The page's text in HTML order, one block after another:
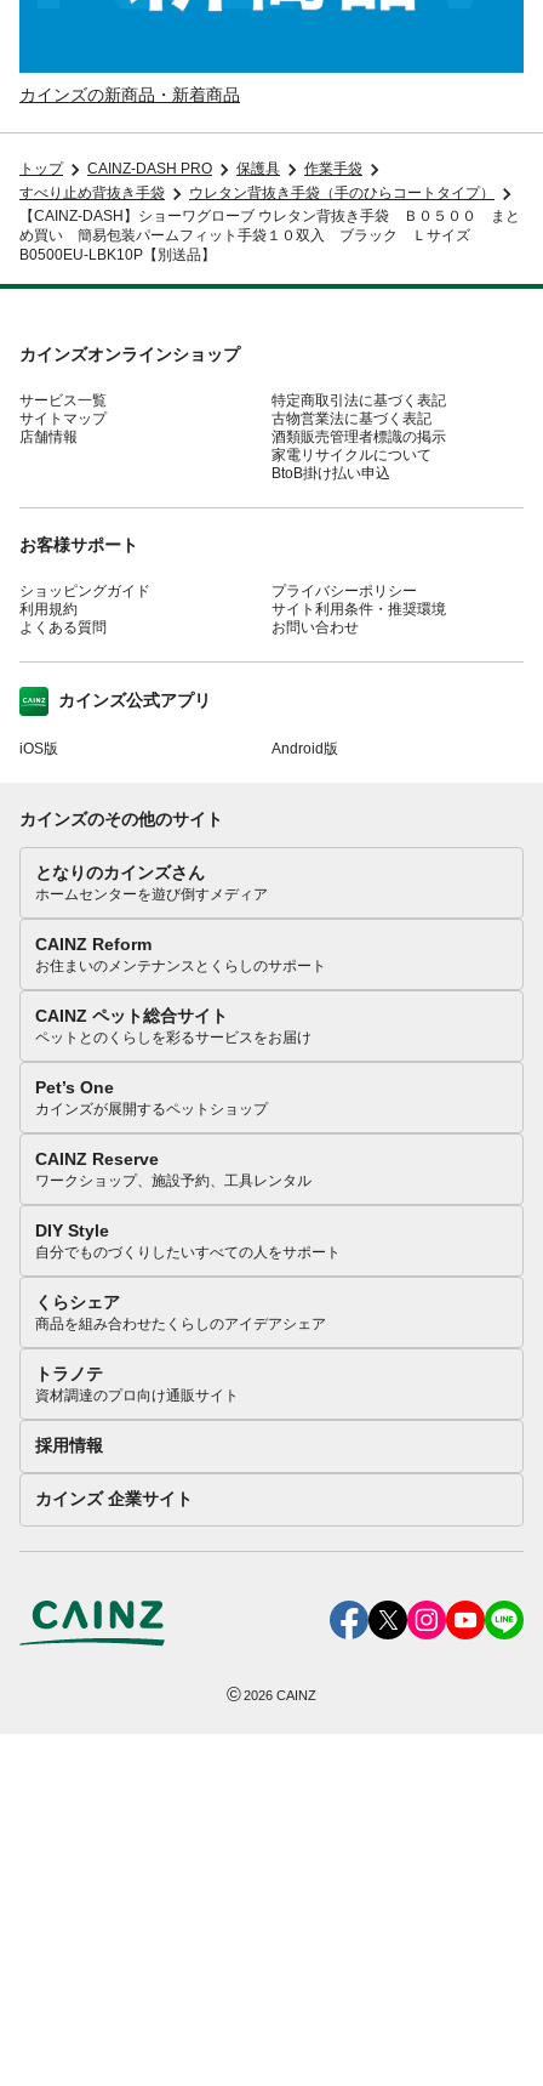
カインズの新商品・新着商品
トップ CAINZ-DASH PRO 保護具
作業手袋
すべり止め背抜き手袋
ウレタン背抜き手袋（手のひらコートタイプ）
【CAINZ-DASH】ショーワグローブ ウレタン背抜き手袋 Ｂ０５００ まと
め買い 簡易包装パームフィット手袋１０双入 ブラック Ｌサイズ
B0500EU-LBK10P【別送品】
カインズオンラインショップ
サービス一覧
サイトマップ
店舗情報
特定商取引法に基づく表記
古物営業法に基づく表記
酒類販売管理者標識の掲示
家電リサイクルについて
BtoB掛け払い申込
お客様サポート
ショッピングガイド
利用規約
よくある質問
プライバシーポリシー
サイト利用条件・推奨環境
お問い合わせ
カインズ公式アプリ
iOS版 Android版
カインズのその他のサイト
となりのカインズさん
ホームセンターを遊び倒すメディア
CAINZ Reform
お住まいのメンテナンスとくらしのサポート
CAINZ ペット総合サイト
ペットとのくらしを彩るサービスをお届け
Pet’s One
カインズが展開するペットショップ
CAINZ Reserve
ワークショップ、施設予約、工具レンタル
DIY Style
自分でものづくりしたいすべての人をサポート
くらシェア
商品を組み合わせたくらしのアイデアシェア
トラノテ
資材調達のプロ向け通販サイト
採用情報
カインズ 企業サイト
©2026 CAINZ